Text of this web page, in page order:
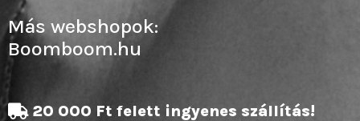
20 000 Ft felett ingyenes szállítás!
Más webshopok:
Boomboom.hu